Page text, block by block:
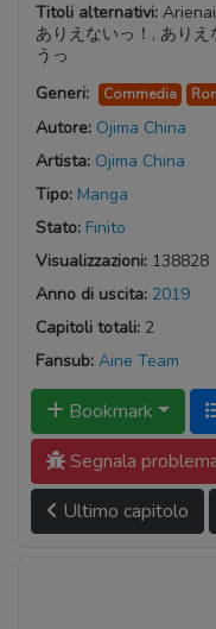
Titoli alternativi:
ありえないっ！, あり
うっ
Generi:
Commedia
Autore: Ojima China
Artista: Ojima China
Tipo: Manga
Stato: Finito
Visualizzazioni: 138828
Anno di uscita: 2019
Capitoli totali: 2
Fansub: Aine Team
Bookmark
Segnala
Ultimo capitolo